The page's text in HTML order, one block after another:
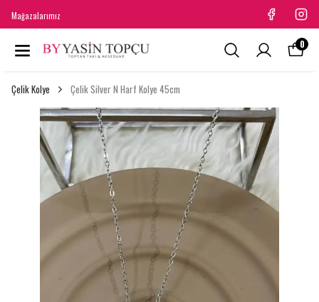
Mağazalarımız
0
Çelik Kolye Çelik Silver N Harf Kolye 45cm